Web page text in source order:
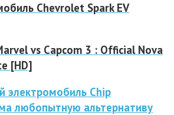
Chevrolet Spark EV
vs Capcom 3 : Official Nova
[HD]
электромобиль Chip
любопытную альтернативу